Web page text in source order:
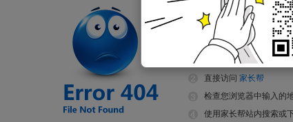
您
您也可以尝试以下操作：
返回到刚才的页面
直接访问 家长帮
检查您浏览器中输入的
使用家长帮站内搜索或